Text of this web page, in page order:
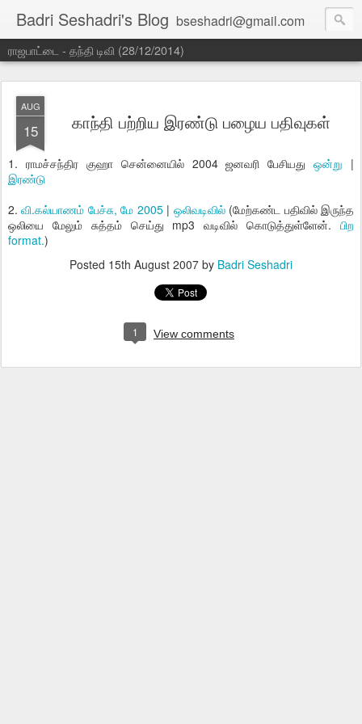
Badri Seshadri's Blog bseshadri@gmail.com
ராஜபாட்டை - தந்தி டிவி (28/12/2014)
AUG
15 காந்தி பற்றிய இரண்டு பழைய பதிவுகள்
1. ராமச்சந்திர குஹா சென்னையில் 2004 ஜனவரி பேசியதுஒன்று |
இரண்டு
2.வி.கல்யாணம் பேச்சு, மே 2005| ஒலிவடிவில்(மேற்கண்ட பதிவில் இருந்த
ஒலியை மேலும் சுத்தம் செய்து mp3 வடிவில் கொடுத்துள்ளேன். பிற
format.)
Posted 15th August 2007 by Badri Seshadri
1 View comments